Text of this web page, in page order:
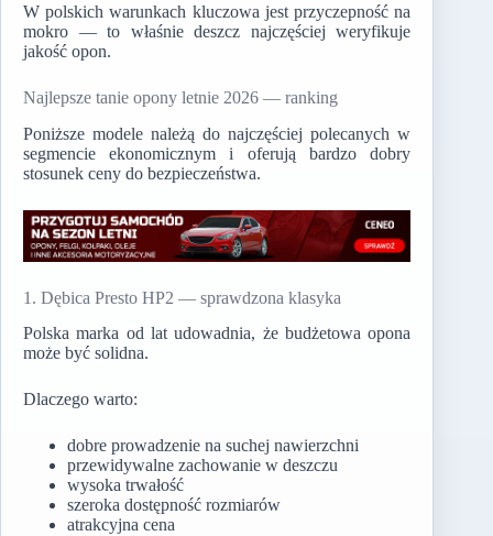
W polskich warunkach kluczowa jest przyczepność na
mokro — to właśnie deszcz najczęściej weryfikuje
jakość opon.
Najlepsze tanie opony letnie 2026 — ranking
Poniższe modele należą do najczęściej polecanych w
segmencie ekonomicznym i oferują bardzo dobry
stosunek ceny do bezpieczeństwa.
1. Dębica Presto HP2 — sprawdzona klasyka
Polska marka od lat udowadnia, że budżetowa opona
może być solidna.
Dlaczego warto:
dobre prowadzenie na suchej nawierzchni
przewidywalne zachowanie w deszczu
wysoka trwałość
szeroka dostępność rozmiarów
atrakcyjna cena